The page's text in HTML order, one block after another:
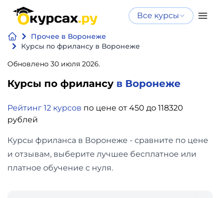
Все курсы
Прочее в Воронеже
Курсы по фрилансу в Воронеже
Обновлено 30 июля 2026.
Курсы по фрилансу в Воронеже
Рейтинг 12 курсов по цене от 450 до 118320
рублей
Курсы фриланса в Воронеже - сравните по цене
и отзывам, выберите лучшее бесплатное или
платное обучение с нуля.
Нейросеть
и ИИ
и
Дизайн
Нейросеть и ИИ
интеллекту
Бесплатно